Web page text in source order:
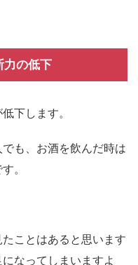
力の低下
下します。
も、お酒を飲んだ時は
。
ことはあると思います
なってしまいますよ